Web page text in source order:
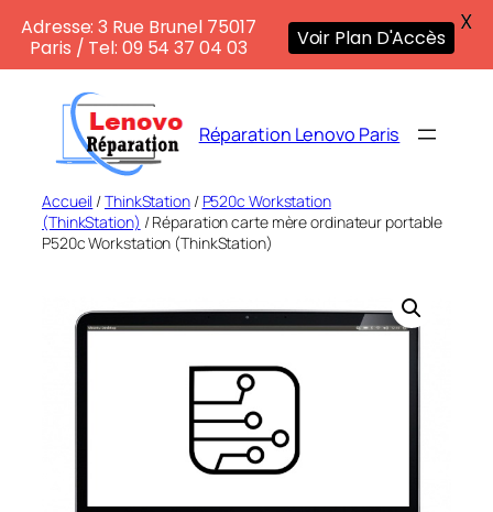
contenu
Réparation Lenovo Paris
Accueil /ThinkStation/ P520c Workstation
(ThinkStation) / Réparation carte mère ordinateur portable
P520c Workstation (ThinkStation)
Adresse: 3 Rue Brunel 75017
Paris / Tel: 09 54 37 04 03
Voir Plan D'Accès
X